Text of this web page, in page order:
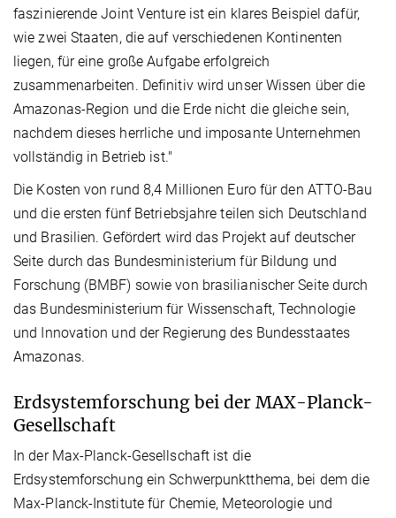
faszinierende Joint Venture ist ein klares Beispiel dafür,
wie zwei Staaten, die auf verschiedenen Kontinenten
liegen, für eine große Aufgabe erfolgreich
zusammenarbeiten. Definitiv wird unser Wissen über die
Amazonas-Region und die Erde nicht die gleiche sein,
nachdem dieses herrliche und imposante Unternehmen
vollständig in Betrieb ist."
Die Kosten von rund 8,4 Millionen Euro für den ATTO-Bau
und die ersten fünf Betriebsjahre teilen sich Deutschland
und Brasilien. Gefördert wird das Projekt auf deutscher
Seite durch das Bundesministerium für Bildung und
Forschung (BMBF) sowie von brasilianischer Seite durch
das Bundesministerium für Wissenschaft, Technologie
und Innovation und der Regierung des Bundesstaates
Amazonas.
Erdsystemforschung bei der MAX-Planck-
Gesellschaft
In der Max-Planck-Gesellschaft ist die
Erdsystemforschung ein Schwerpunktthema, bei dem die
Max-Planck-Institute für Chemie, Meteorologie und